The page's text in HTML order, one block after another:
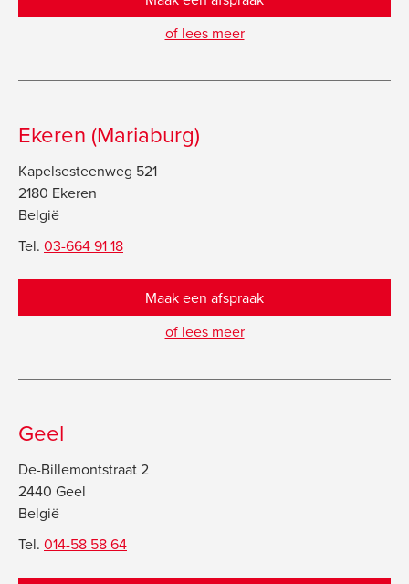
of lees meer
Ekeren (Mariaburg)
Kapelsesteenweg 521
2180 Ekeren
België
Tel. 03-664 91 18
Maak een afspraak
of lees meer
Geel
De-Billemontstraat 2
2440 Geel
België
Tel. 014-58 58 64